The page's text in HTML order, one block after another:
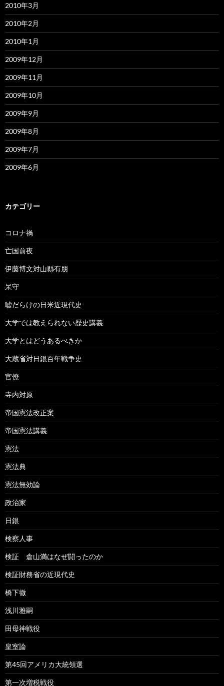
2010年3月
2010年2月
2010年1月
2009年12月
2009年11月
2009年10月
2009年9月
2009年8月
2009年7月
2009年6月
カテゴリー
コロナ禍
亡国前夜
伊藤博文対山縣有朋
呆守
嘘だらけの日米近現代史
大学では教えられない歴史講義
大学とはどうあるべきか
大蔵省対日銀百年戦争史
官僚
寺内対原
帝国憲法改正案
帝国憲法講義
憲法
憲法典
憲法無効論
政治家
日銀
検察人事
検証 倉山満はなぜ闘ったのか
検証財務省の近現代史
橋下徹
浅川雅嗣
田母神戦役
皇室論
第45回アメリカ大統領選
第一次増税戦役